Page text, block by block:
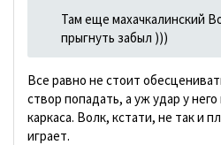
Там еще махачкалинский
прыгнуть забыл )))
Все равно не стоит
створ попадать, а уж удар у
каркаса. Волк, кстати, не так и
играет.